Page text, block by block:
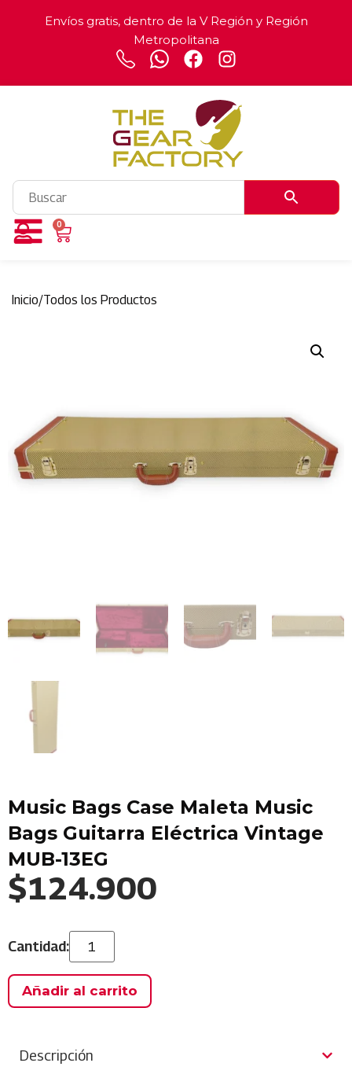
Envíos gratis, dentro de la V Región y Región
Metropolitana
0
Inicio/Todos los Productos
Music Bags Case Maleta Music
Bags Guitarra Eléctrica Vintage
MUB-13EG
$124.900
Añadir al carrito
Descripción